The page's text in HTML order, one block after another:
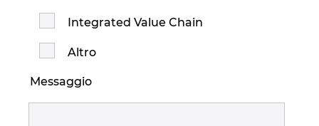
Integrated Value Chain
Altro
Messaggio